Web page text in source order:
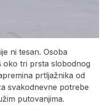
ni tesan. Osoba
oko tri prsta slobodnog
prtljažnika od
svakodnevne potrebe
putovanjima.